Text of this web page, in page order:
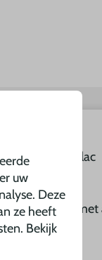
Souillac
uw
Deze
ze heeft
Bekijk